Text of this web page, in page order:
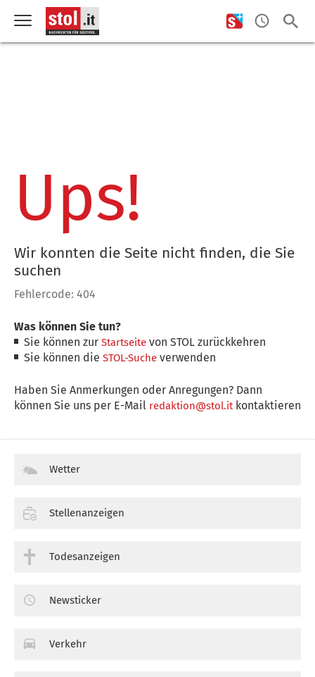
Ups!
Wir konnten die Seite nicht finden, die Sie
suchen
Fehlercode: 404
Was können Sie tun?
Sie können zurStartseite von STOL zurückkehren
Sie können dieSTOL-Suche verwenden
Haben Sie Anmerkungen oder Anregungen? Dann
können Sie uns per E-Mail redaktion@stol.itkontaktieren
Wetter
Stellenanzeigen
Todesanzeigen
Newsticker
Verkehr